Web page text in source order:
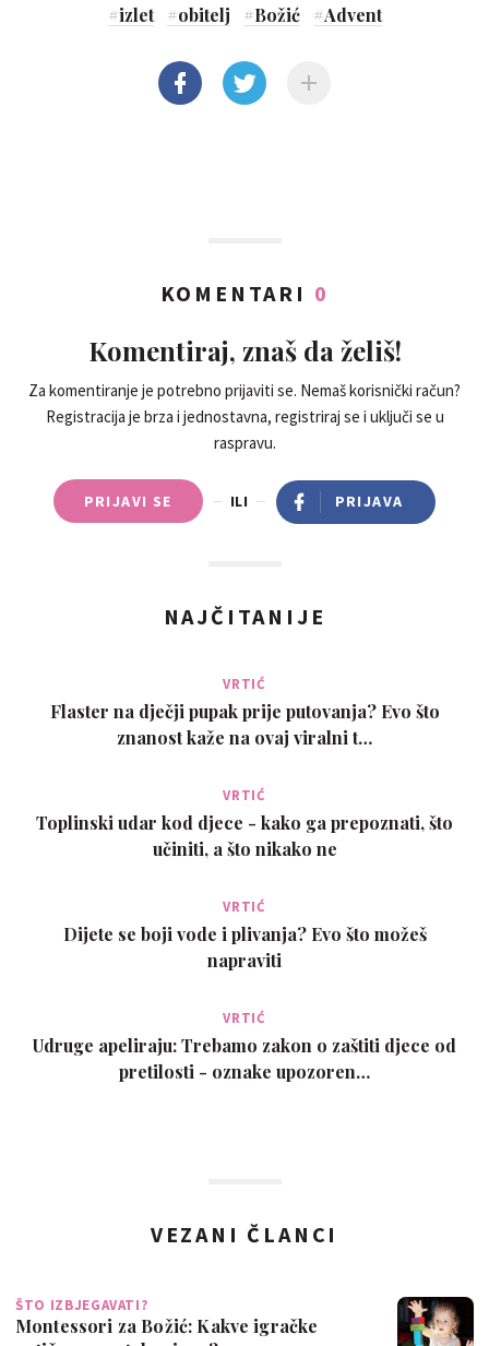
#izlet #obitelj #Božić #Advent
KOMENTARI 0
Komentiraj, znaš da želiš!
Za komentiranje je potrebno prijaviti se. Nemaš korisnički račun?
Registracija je brza i jednostavna, registriraj se i uključi se u
raspravu.
PRIJAVI SE ILI PRIJAVA
NAJČITANIJE
VRTIĆ
Flaster na dječji pupak prije putovanja? Evo što
znanost kaže na ovaj viralni t…
VRTIĆ
Toplinski udar kod djece - kako ga prepoznati, što
učiniti, a što nikako ne
VRTIĆ
Dijete se boji vode i plivanja? Evo što možeš
napraviti
VRTIĆ
Udruge apeliraju: Trebamo zakon o zaštiti djece od
pretilosti - oznake upozoren…
VEZANI ČLANCI
ŠTO IZBJEGAVATI?
Montessori za Božić: Kakve igračke